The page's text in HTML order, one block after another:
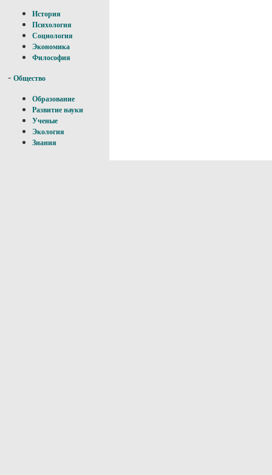
История
Психология
Социология
Экономика
Философия
- Общество
Образование
Развитие науки
Ученые
Экология
Знания